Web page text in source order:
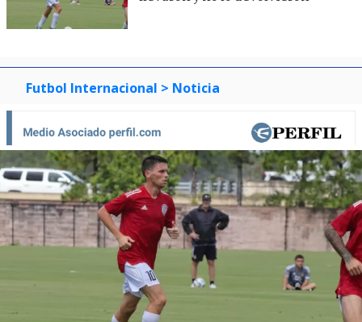
Futbol Internacional > Noticia